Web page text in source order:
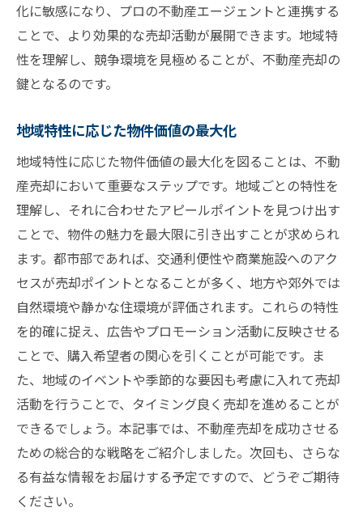
化に敏感になり、プロの不動産エージェントと連携する
ことで、より効果的な売却活動が展開できます。地域特
性を理解し、競争環境を見極めることが、不動産売却の
鍵となるのです。
地域特性に応じた物件価値の最大化
地域特性に応じた物件価値の最大化を図ることは、不動
産売却において重要なステップです。地域ごとの特性を
理解し、それに合わせたアピールポイントを見つけ出す
ことで、物件の魅力を最大限に引き出すことが求められ
ます。都市部であれば、交通利便性や商業施設へのアク
セスが売却ポイントとなることが多く、地方や郊外では
自然環境や静かな住環境が評価されます。これらの特性
を的確に捉え、広告やプロモーション活動に反映させる
ことで、購入希望者の関心を引くことが可能です。ま
た、地域のイベントや季節的な要因も考慮に入れて売却
活動を行うことで、タイミング良く売却を進めることが
できるでしょう。本記事では、不動産売却を成功させる
ための総合的な戦略をご紹介しました。次回も、さらな
る有益な情報をお届けする予定ですので、どうぞご期待
ください。